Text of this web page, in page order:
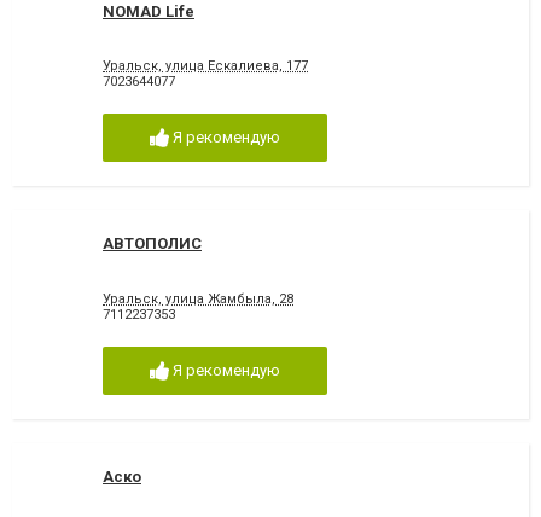
NOMAD Life
Уральск, улица Ескалиева, 177
7023644077
Я рекомендую
АВТОПОЛИС
Уральск, улица Жамбыла, 28
7112237353
Я рекомендую
Аско